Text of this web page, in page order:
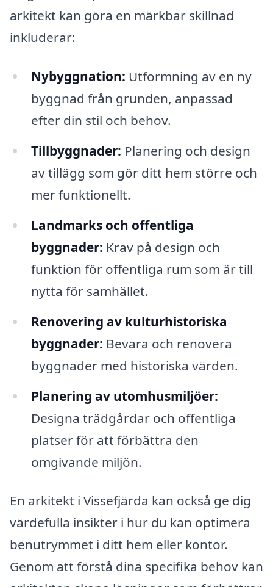
arkitekt kan göra en märkbar skillnad
inkluderar:
Nybyggnation: Utformning av en ny
byggnad från grunden, anpassad
efter din stil och behov.
Tillbyggnader: Planering och design
av tillägg som gör ditt hem större och
mer funktionellt.
Landmarks och offentliga
byggnader: Krav på design och
funktion för offentliga rum som är till
nytta för samhället.
Renovering av kulturhistoriska
byggnader: Bevara och renovera
byggnader med historiska värden.
Planering av utomhusmiljöer:
Designa trädgårdar och offentliga
platser för att förbättra den
omgivande miljön.
En arkitekt i Vissefjärda kan också ge dig
värdefulla insikter i hur du kan optimera
benutrymmet i ditt hem eller kontor.
Genom att förstå dina specifika behov kan